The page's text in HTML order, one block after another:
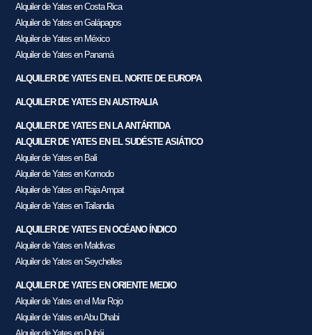
Alquiler de Yates en Costa Rica
Alquiler de Yates en Galápagos
Alquiler de Yates en México
Alquiler de Yates en Panamá
ALQUILER DE YATES EN EL NORTE DE EUROPA
ALQUILER DE YATES EN AUSTRALIA
ALQUILER DE YATES EN LA ANTÁRTIDA
ALQUILER DE YATES EN EL SUDÉSTE ASIÁTICO
Alquiler de Yates en Bali
Alquiler de Yates en Komodo
Alquiler de Yates en Raja Ampat
Alquiler de Yates en Tailandia
ALQUILER DE YATES EN OCÉANO ÍNDICO
Alquiler de Yates en Maldivas
Alquiler de Yates en Seychelles
ALQUILER DE YATES EN ORIENTE MEDIO
Alquiler de Yates en el Mar Rojo
Alquiler de Yates en Abu Dhabi